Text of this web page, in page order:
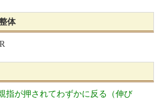
体
指が押されてわずかに反る（伸び